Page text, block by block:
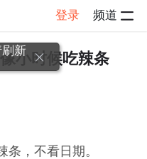
登录 频道
帖子详情
小时候吃辣条
，不看日期。
新